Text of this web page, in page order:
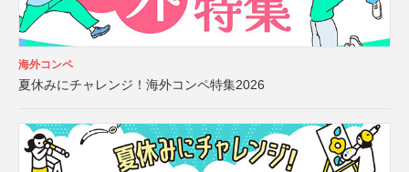
海外コンペ
夏休みにチャレンジ！海外コンペ特集2026